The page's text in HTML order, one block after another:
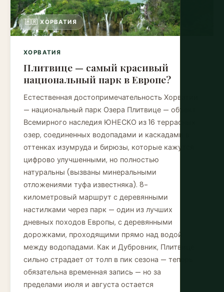
🇭🇷 ХОРВАТИЯ
ХОРВАТИЯ
Плитвице — самый красивый
национальный парк в Европе?
Естественная достопримечательность Хорватии
— национальный парк Озера Плитвице — объект
Всемирного наследия ЮНЕСКО из 16 террасных
озер, соединенных водопадами и каскадами в
оттенках изумруда и бирюзы, которые кажутся
цифрово улучшенными, но полностью
натуральны (вызваны минеральными
отложениями туфа известняка). 8-
километровый маршрут с деревянными
настилками через парк — один из лучших
дневных походов Европы, с деревянными
дорожками, проходящими прямо над водой
между водопадами. Как и Дубровник, Плитвице
сильно страдает от толп в пик сезона — теперь
обязательна временная запись — но за
пределами июля и августа остается